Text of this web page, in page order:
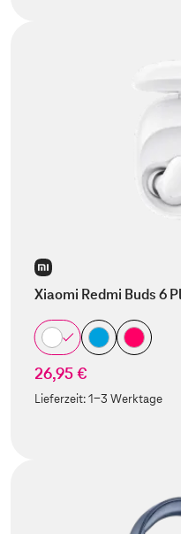
Xiaomi Redmi Buds 6
26,95 €
Lieferzeit:1-3 Werktage